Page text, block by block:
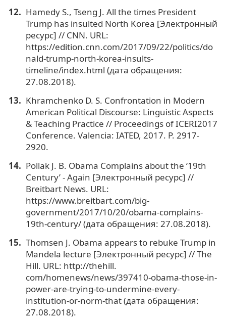
Hamedy S., Tseng J. All the times President
Trump has insulted North Korea [Электронный
ресурс] // CNN. URL:
https://edition.cnn.com/2017/09/22/politics/do
nald-trump-north-korea-insults-
timeline/index.html (дата обращения:
27.08.2018).
Khramchenko D. S. Confrontation in Modern
American Political Discourse: Linguistic Aspects
& Teaching Practice // Proceedings of ICERI2017
Conference. Valencia: IATED, 2017. Р. 2917-
2920.
Pollak J. B. Obama Complains about the ‘19th
Century’ - Again [Электронный ресурс] //
Breitbart News. URL:
https://www.breitbart.com/big-
government/2017/10/20/obama-complains-
19th-century/ (дата обращения: 27.08.2018).
Thomsen J. Obama appears to rebuke Trump in
Mandela lecture [Электронный ресурс] // The
Hill. URL: http://thehill.
com/homenews/news/397410-obama-those-in-
power-are-trying-to-undermine-every-
institution-or-norm-that (дата обращения:
27.08.2018).